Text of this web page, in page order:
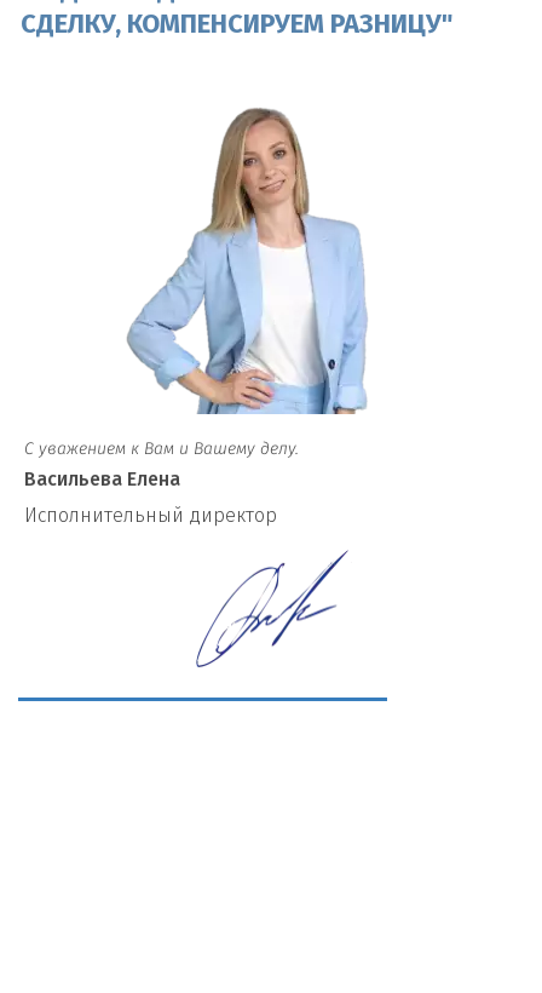
СДЕЛКУ, КОМПЕНСИРУЕМ РАЗНИЦУ"
С уважением к Вам и Вашему делу.
Васильева Елена
И сполнительный директор